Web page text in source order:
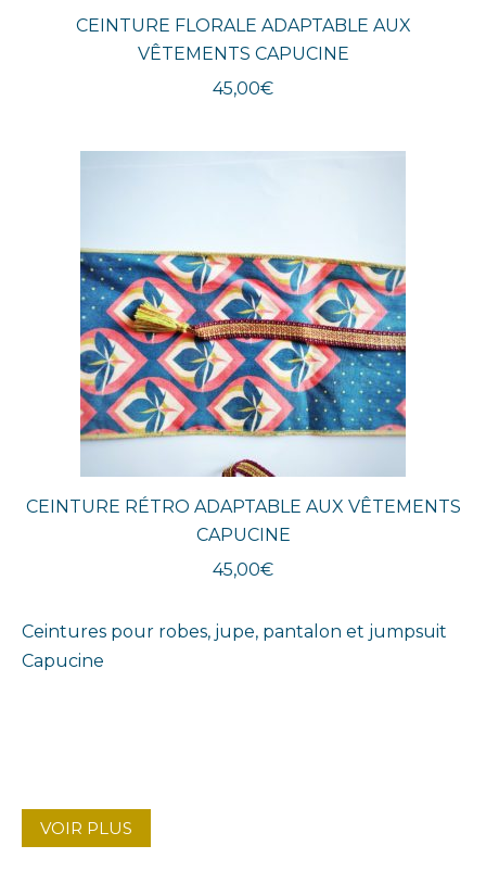
Ceintures pour robes, jupe, pantalon et jumpsuit
Capucine
VOIR PLUS
CEINTURE FLORALE ADAPTABLE AUX
VÊTEMENTS CAPUCINE
45,00€
CEINTURE RÉTRO ADAPTABLE AUX VÊTEMENTS
CAPUCINE
45,00€